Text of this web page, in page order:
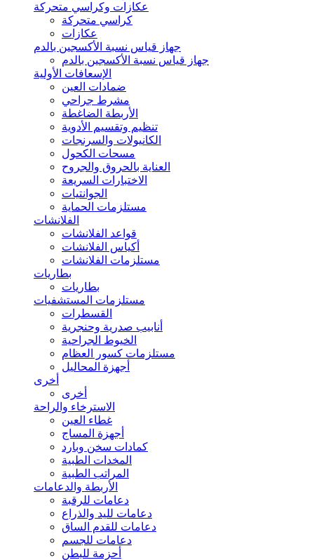
عكازات وكراسي متحركة
كراسي متحركة
عكازات
جهاز قياس نسبة الأكسجين بالدم
جهاز قياس نسبة الأكسجين بالدم
الإسعافات الأولية
ضمادات العين
مشرط جراحي
الأربطة الضاغطة
تنظيم وتقسيم الأدوية
الكانيولات والسرنجات
مسحات الكحول
العناية بالحروق والجروح
الاختبارات السريعة
الجوانتيات
مستلزمات الحماية
الفلانشات
قواعد الفلانشات
أكياس الفلانشات
مستلزمات الفلانشات
بطاريات
بطاريات
مستلزمات المستشفيات
القسطرات
أنابيب صدرية وحنجرية
الخيوط الجراحية
مستلزمات كسور العظام
أجهزة المحاليل
أخرى
أخرى
الاسترخاء والراحة
غطاء العين
أجهزة المساج
كمادات سخن وبارد
المخدات الطبية
المراتب الطبية
الأربطة والدعامات
دعامات للرقبة
دعامات لليد والذراع
دعامات للقدم الساق
دعامات للجسم
أحزمة للبطن